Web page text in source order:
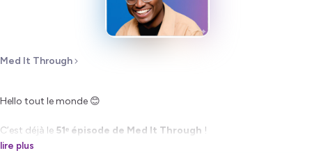
Med It Through
Hello tout le monde 😊
C’est déjà le 51ᵉ épisode de Med It Through !
lire plus